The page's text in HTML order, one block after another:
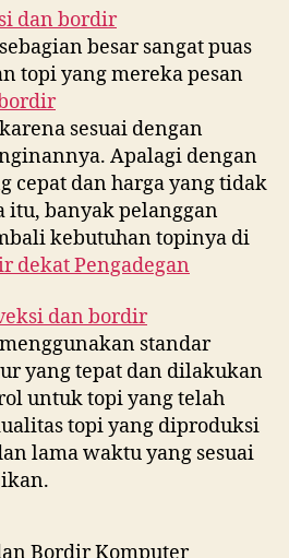
dan bordir
sebagian besar sangat puas
topi yang mereka pesan
karena sesuai dengan
Apalagi dengan
cepat dan harga yang tidak
itu, banyak pelanggan
kebutuhan topinya di
dekatPengadegan
dan bordir
menggunakan standar
yang tepat dan dilakukan
untuk topi yang telah
topi yang diproduksi
lama waktu yang sesuai